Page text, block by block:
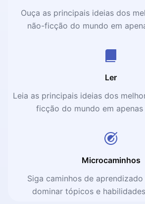
Ouça as principais ideias dos
não-ficção do mundo em
Ler
Leia as principais ideias dos
ficção do mundo em apenas
Microcaminhos
Siga caminhos de
dominar tópicos e